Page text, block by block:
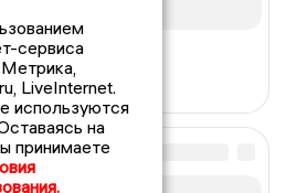
сервиса
LiveInternet.
используются
на
принимаете